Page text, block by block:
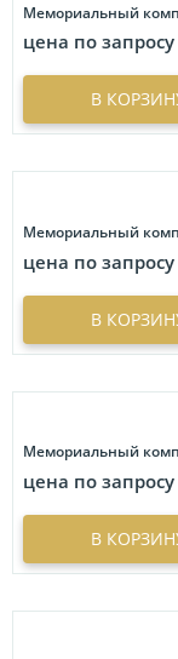
Богемия
Круг
Прямоугольное
Сердце
Мемориальный
цена по запросу
В
Мемориальный
цена по запросу
В
Мемориальный
цена по запросу
В